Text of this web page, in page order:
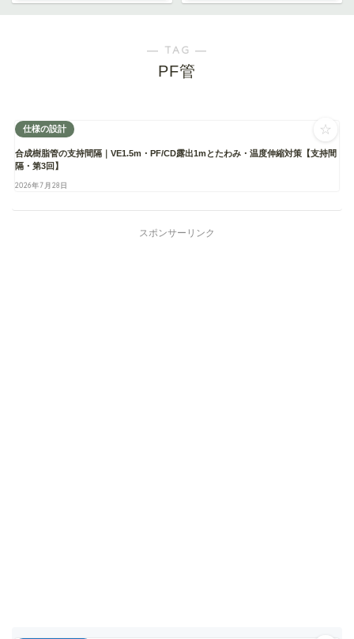
― TAG ―
PF管
仕様の設計
合成樹脂管の支持間隔｜VE1.5m・PF/CD露出1mとたわみ・温度伸縮対策【支持間
隔・第3回】
2026年7月28日
☆
スポンサーリンク